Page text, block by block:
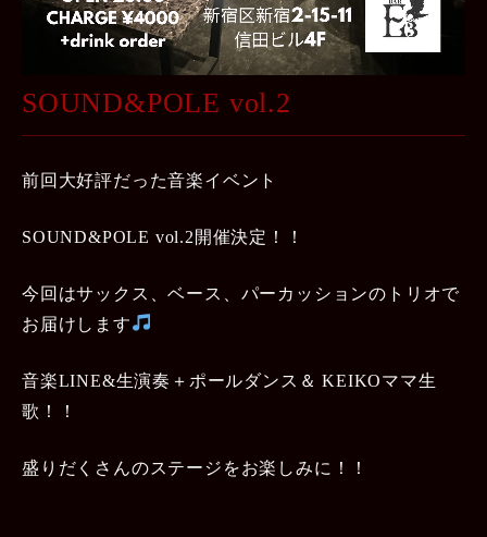
SOUND&POLE vol.2
前回大好評だった音楽イベント
SOUND&POLE vol.2開催決定！！
今回はサックス、ベース、パーカッションのトリオで
お届けします
音楽LINE&生演奏＋ポールダンス＆ KEIKOママ生
歌！！
盛りだくさんのステージをお楽しみに！！